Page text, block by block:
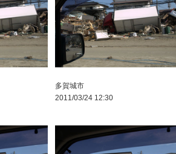
多賀城市
2011/03/24 12:30